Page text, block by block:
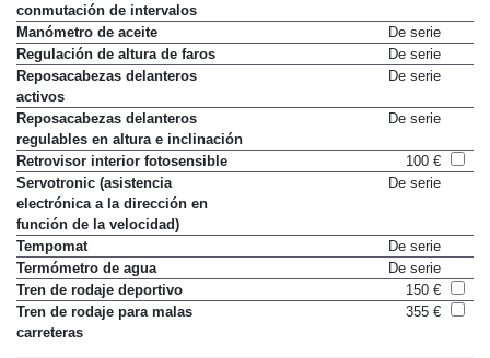
conmutación de intervalos
Manómetro de aceite
De serie
Regulación de altura de faros
De serie
Reposacabezas delanteros
activos
De serie
Reposacabezas delanteros
regulables en altura e inclinación
De serie
Retrovisor interior fotosensible
100 €
Servotronic (asistencia
electrónica a la dirección en
función de la velocidad)
De serie
Tempomat
De serie
Termómetro de agua
De serie
Tren de rodaje deportivo
150 €
Tren de rodaje para malas
carreteras
355 €